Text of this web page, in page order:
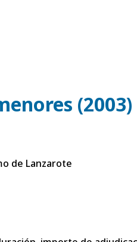
(2003)
de Lanzarote